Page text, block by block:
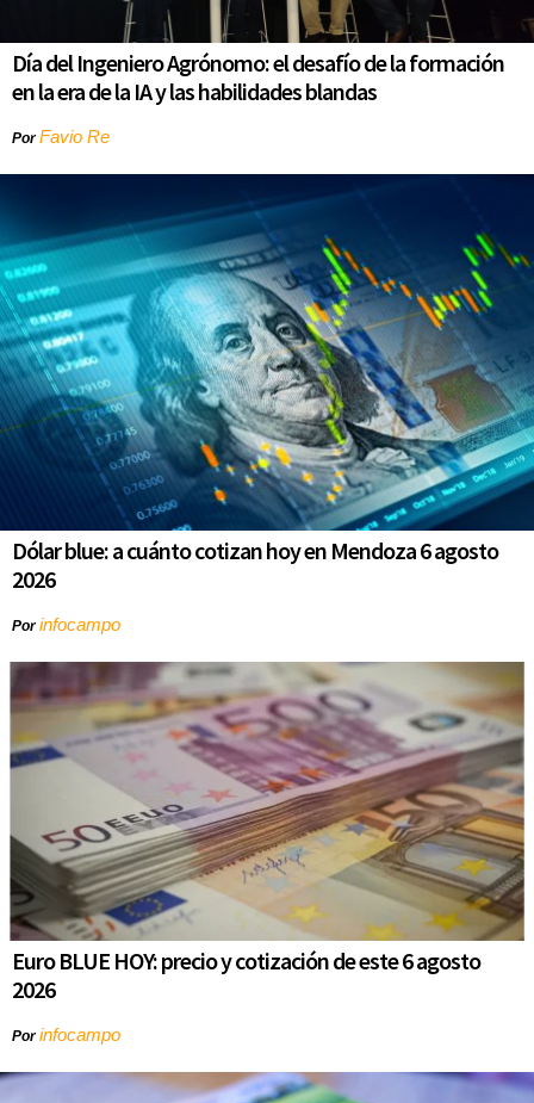
Día del Ingeniero Agrónomo: el desafío de la formación
en la era de la IA y las habilidades blandas
PorFavio Re
Dólar blue: a cuánto cotizan hoy en Mendoza 6 agosto
2026
Porinfocampo
Euro BLUE HOY: precio y cotización de este 6 agosto
2026
Porinfocampo